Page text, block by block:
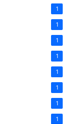
1
1
1
1
1
1
1
1